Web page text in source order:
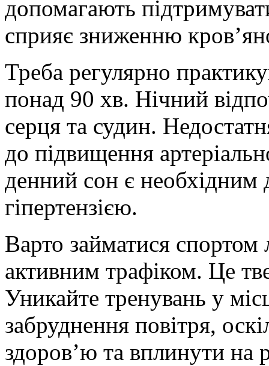
допомагають
сприяє зниженню
Треба регулярно
понад 90 хв. Нічний
серця та судин.
до підвищення
денний сон є необхідним
гіпертензією.
Варто займатися спортом
активним трафіком. Це
Уникайте тренувань у
забруднення повітря,
здоров’ю та вплинути на